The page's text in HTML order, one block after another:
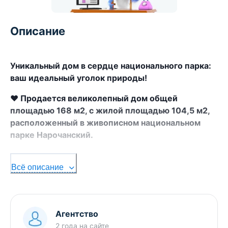
Описание
Уникальный дом в сердце национального парка:
ваш идеальный уголок природы!
❤️ Продается великолепный дом общей
площадью 168 м2, с жилой площадью 104,5 м2,
расположенный в живописном национальном
парке Нарочанский.
Адрес: д. Гатовичи, ул. Лесная.
- Этот дом построен на 90% из построганного
обеспечивает высокую прочность и
долговечность.
Всё описание
Агентство
2 года на сайте